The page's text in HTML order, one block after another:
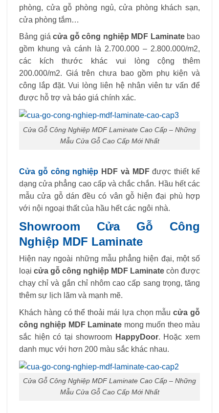
phòng, cửa gỗ phòng ngủ, cửa phòng khách sạn,
cửa phòng tắm…
Bảng giá cửa gỗ công nghiệp MDF Laminatebao
gồm khung và cánh là 2.700.000 – 2.800.000/m2,
các kích thước khác vui lòng cộng thêm
200.000/m2. Giá trên chưa bao gồm phụ kiện và
công lắp đặt. Vui lòng liên hệ nhân viên tư vấn để
được hỗ trợ và báo giá chính xác.
Cửa Gỗ Công Nghiệp MDF Laminate Cao Cấp – Những
Mẫu Cửa Gỗ Cao Cấp Mới Nhất
Cửa gỗ công nghiệp HDF và MDFđược thiết kế
dạng cửa phẳng cao cấp và chắc chắn. Hầu hết các
mẫu cửa gỗ dán đều có vân gỗ hiện đại phù hợp
với nội ngoại thất của hầu hết các ngôi nhà.
Showroom Cửa Gỗ Công
Nghiệp MDF Laminate
Hiện nay ngoài những mẫu phẳng hiện đại, một số
loại cửa gỗ công nghiệp MDF Laminate còn được
chạy chỉ và gắn chỉ nhôm cao cấp sang trọng, tăng
thêm sự lịch lãm và mạnh mẽ.
Khách hàng có thể thoải mái lựa chọn mẫucửa gỗ
công nghiệp MDF Laminate mong muốn theo màu
sắc hiện có tại showroom HappyDoor. Hoặc xem
danh mục với hơn 200 màu sắc khác nhau.
Cửa Gỗ Công Nghiệp MDF Laminate Cao Cấp – Những
Mẫu Cửa Gỗ Cao Cấp Mới Nhất